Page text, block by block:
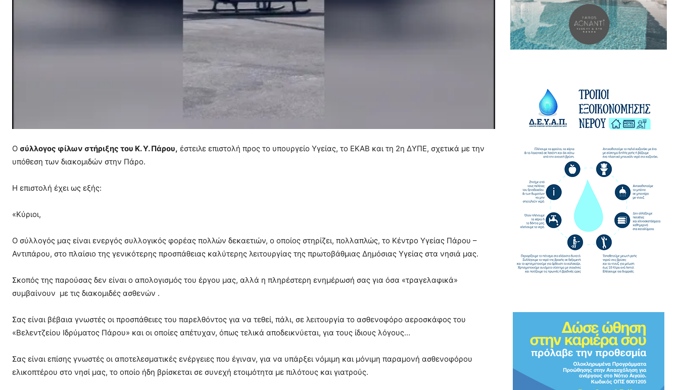
Ο σύλλογος φίλων στήριξης του Κ. Υ. Πάρου, έστειλε επιστολή προς το υπουργείο Υγείας, το ΕΚΑΒ και τη 2η ΔΥΠΕ, σχετικά με την
υπόθεση των διακομιδών στην Πάρο.
Η επιστολή έχει ως εξής:
«Κύριοι,
Ο σύλλογός μας είναι ενεργός συλλογικός φορέας πολλών δεκαετιών, ο οποίος στηρίζει, πολλαπλώς, το Κέντρο Υγείας Πάρου –
Αντιπάρου, στο πλαίσιο της γενικότερης προσπάθειας καλύτερης λειτουργίας της πρωτοβάθμιας Δημόσιας Υγείας στα νησιά μας.
Σκοπός της παρούσας δεν είναι ο απολογισμός του έργου μας, αλλά η πληρέστερη ενημέρωσή σας για όσα «τραγελαφικά»
συμβαίνουν με τις διακομιδές ασθενών .
Σας είναι βέβαια γνωστές οι προσπάθειες του παρελθόντος για να τεθεί, πάλι, σε λειτουργία το ασθενοφόρο αεροσκάφος του
«Βελεντζείου Ιδρύματος Πάρου» και οι οποίες απέτυχαν, όπως τελικά αποδεικνύεται, για τους ίδιους λόγους…
Σας είναι επίσης γνωστές οι αποτελεσματικές ενέργειες που έγιναν, για να υπάρξει νόμιμη και μόνιμη παραμονή ασθενοφόρου
ελικοπτέρου στο νησί μας, το οποίο ήδη βρίσκεται σε συνεχή ετοιμότητα με πιλότους και γιατρούς.